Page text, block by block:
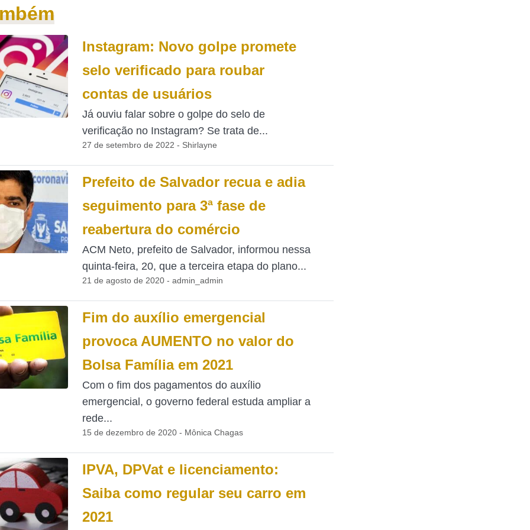
Instagram: Novo golpe promete
selo verificado para roubar
contas de usuários
Já ouviu falar sobre o golpe do selo de
verificação no Instagram? Se trata de...
27 de setembro de 2022 - Shirlayne
Prefeito de Salvador recua e adia
seguimento para 3ª fase de
reabertura do comércio
ACM Neto, prefeito de Salvador, informou nessa
quinta-feira, 20, que a terceira etapa do plano...
21 de agosto de 2020 - admin_admin
Fim do auxílio emergencial
provoca AUMENTO no valor do
Bolsa Família em 2021
Com o fim dos pagamentos do auxílio
emergencial, o governo federal estuda ampliar a
rede...
15 de dezembro de 2020 - Mônica Chagas
IPVA, DPVat e licenciamento:
Saiba como regular seu carro em
2021